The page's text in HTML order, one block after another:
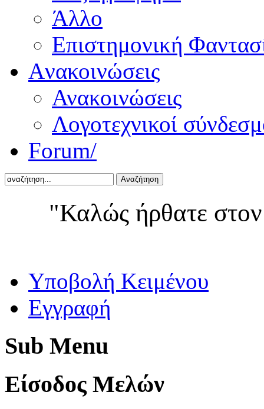
Άλλο
Επιστημονική
Aνακοινώσεις
Ανακοινώσεις
Λογοτεχνικοί
Forum/
Αναζήτηση
"Καλώς ήρθατε
Yποβολή Κειμένου
Εγγραφή
Sub Menu
Eίσοδος Μελών